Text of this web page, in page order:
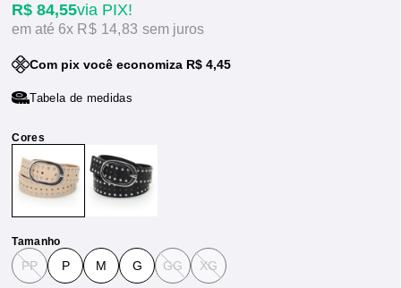
R$ 84,55via PIX!
6x R$ 14,83sem juros
Com pix você economiza R$ 4,45
Tabela de medidas
Tamanho
PP P M G GG XG